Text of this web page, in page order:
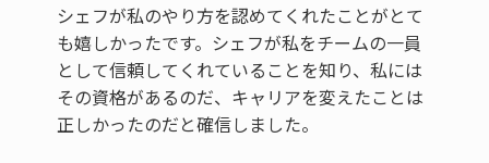
シェフが私のやり方を認めてくれたことがとて
も嬉しかったです。シェフが私をチームの一員
として信頼してくれていることを知り、私には
その資格があるのだ、キャリアを変えたことは
正しかったのだと確信しました。